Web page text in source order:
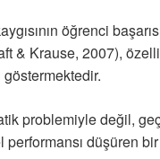
öğrenci
& Krause, 2007),
göstermektedir.
problemiyle değil,
düşüren bir